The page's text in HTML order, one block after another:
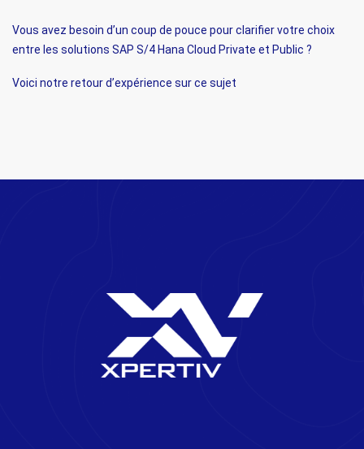
Vous avez besoin d’un coup de pouce pour clarifier votre choix
entre les solutions SAP S/4 Hana Cloud Private et Public ?
Voici notre retour d’expérience sur ce sujet